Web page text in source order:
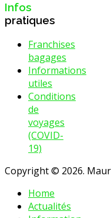
Infos
pratiques
Franchises
bagages
Informations
utiles
Conditions
de
voyages
(COVID-
19)
Copyright © 2026.
Home
Actualités